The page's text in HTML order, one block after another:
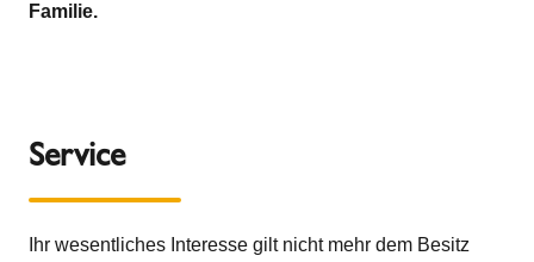
Familie.
Service
Ihr wesentliches Interesse gilt nicht mehr dem Besitz